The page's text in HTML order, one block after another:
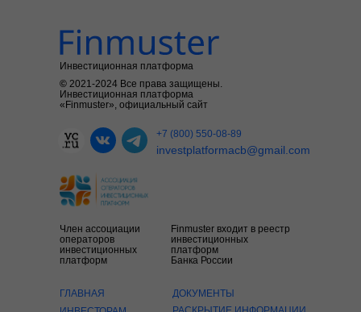
Finmuster входит в реестр
инвестиционных
платформ
Банка России
ДОКУМЕНТЫ
ГЛАВНАЯ
Инвестиционная платформа
+7 (800) 550-08-89
investplatformacb@gmail.com
Член ассоциации
операторов
инвестиционных
платформ
© 2021-2024 Все права защищены.
Инвестиционная платформа
«Finmuster», официальный сайт